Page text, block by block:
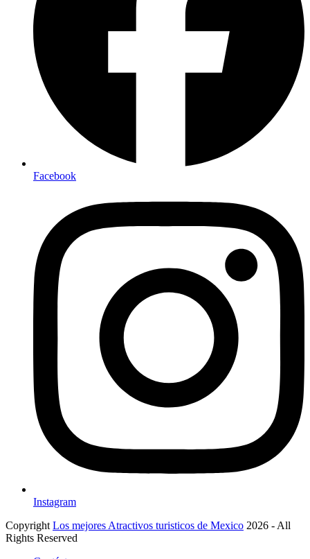
Facebook
Instagram
Copyright Los mejores Atractivos turisticos de Mexico 2026 - All
Rights Reserved